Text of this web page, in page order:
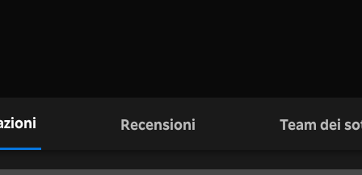
Recensioni Team dei